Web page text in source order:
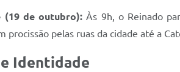
(19 de outubro): Às 9h, o Reinado
procissão pelas ruas da cidade até a
Identidade